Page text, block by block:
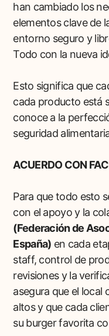
han cambiado los
elementos clave de
entorno seguro y
Todo con la nueva
Esto significa que
cada producto está
conoce a la
seguridad
ACUERDO CON
Para que todo esto
con el apoyo y la
(Federación de
España) en cada
staff, control de
revisiones y la
asegura que el local
altos y que cada
su burger favorita